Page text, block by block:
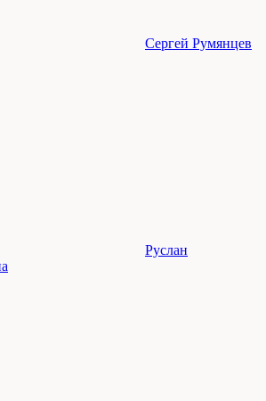
Сергей Румянцев
Руслан